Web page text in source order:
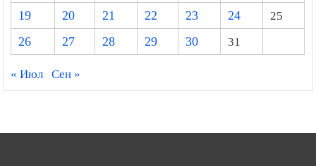
19
20 21 22 23 24
25
26
27 28 29 30 31
« Июл Сен »